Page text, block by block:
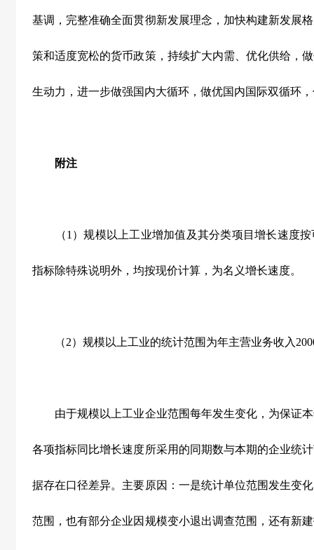
基调，完整准确全面贯彻新发展理念，加快构建新发展
策和适度宽松的货币政策，持续扩大内需、优化供给，
生动力，进一步做强国内大循环，做优国内国际双循环
附注
（1 ）规模以上工业增加值及其分类项目增长速度
指标除特殊说明外，均按现价计算，为名义增长速度。
（2）规模以上工业的统计范围为年主营业务收入
由于规模以上工业企业范围每年发生变化，为保证本
各项指标同比增长速度所采用的同期数与本期的企业统
据存在口径差异。主要原因：一是统计单位范围发生变
范围，也有部分企业因规模变小退出调查范围，还有新